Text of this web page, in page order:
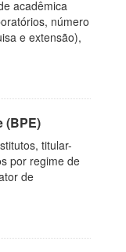
acadêmica
número
e extensão),
(BPE)
titular-
por regime de
de